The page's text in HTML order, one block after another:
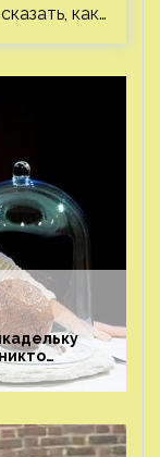
как…